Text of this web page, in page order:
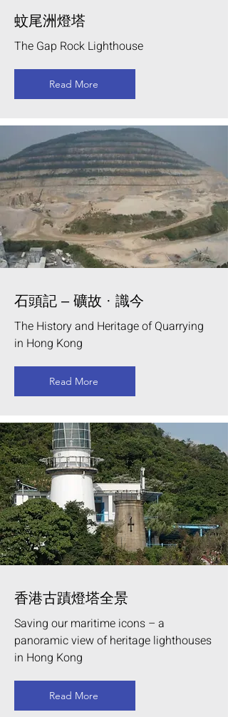
蚊尾洲燈塔
The Gap Rock Lighthouse
Read More
石頭記 – 礦故 · 識今
The History and Heritage of Quarrying
in Hong Kong
Read More
香港古蹟燈塔全景
Saving our maritime icons – a
panoramic view of heritage lighthouses
in Hong Kong
Read More